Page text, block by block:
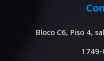
Bloco C6, Piso 4,